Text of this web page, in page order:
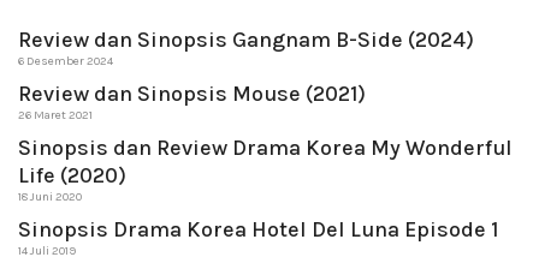
Review dan Sinopsis Gangnam B-Side (2024)
6 Desember 2024
Review dan Sinopsis Mouse (2021)
26 Maret 2021
Sinopsis dan Review Drama Korea My Wonderful
Life (2020)
18 Juni 2020
Sinopsis Drama Korea Hotel Del Luna Episode 1
14 Juli 2019